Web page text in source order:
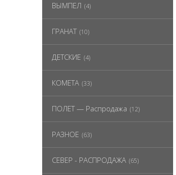
ВЫМПЕЛ (4)
ГРАНАТ (10)
ДЕТСКИЕ (4)
КОМЕТА (33)
ПОЛЕТ — Распродажа (12)
РАЗНОЕ (63)
СЕВЕР - РАСПРОДАЖА (65)